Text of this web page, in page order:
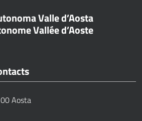
Valle d’Aosta
Vallée d’Aoste
Aosta